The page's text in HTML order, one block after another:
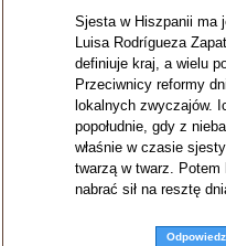
Sjesta w Hiszpanii ma
Luisa Rodrígueza
definiuje kraj, a wielu
Przeciwnicy reformy
lokalnych zwyczajów.
popołudnie, gdy z
właśnie w czasie
twarzą w twarz.
nabrać sił na resztę
Odpowiedz